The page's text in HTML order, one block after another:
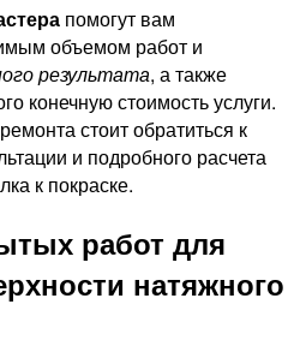
помогут вам
объемом работ и
результата, а также
конечную стоимость услуги.
стоит обратиться к
и подробного расчета
к покраске.
работ для
натяжного